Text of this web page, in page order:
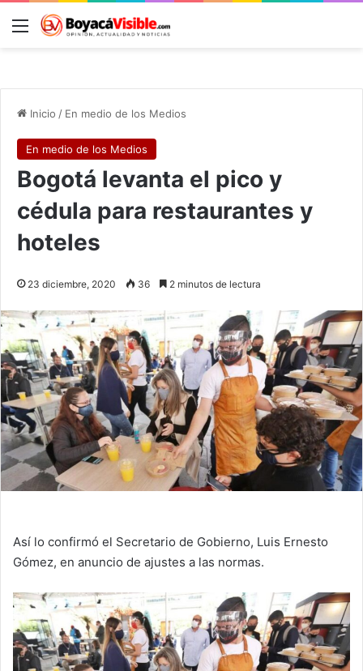
Menú
Inicio / En medio de los Medios
En medio de los Medios
Bogotá levanta el pico y
cédula para restaurantes y
hoteles
23 diciembre, 2020 36 2 minutos de lectura
Así lo confirmó el Secretario de Gobierno, Luis Ernesto
Gómez, en anuncio de ajustes a las normas.